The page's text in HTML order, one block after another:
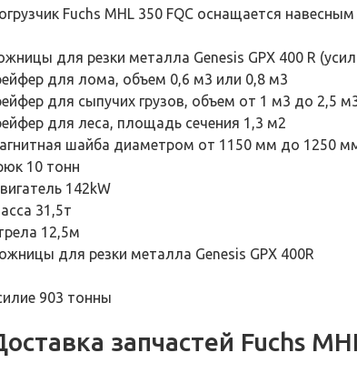
Fuchs MHL 350 FQC оснащается
для резки металла Genesis GPX 400 R
для лома, объем 0,6 м3 или 0,8 м3
для сыпучих грузов, объем от 1 м3 до 2,5
для леса, площадь сечения 1,3 м2
шайба диаметром от 1150 мм до 1250
10 тонн
142kW
31,5т
12,5м
для резки металла Genesis GPX 400R
903 тонны
запчастей Fuchs